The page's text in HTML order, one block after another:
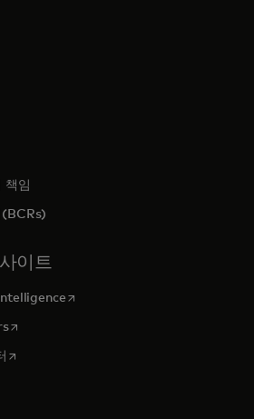
책임
(BCRs)
이트
새 탭에서 열림
새 탭에서 열림
새 탭에서 열림
열림